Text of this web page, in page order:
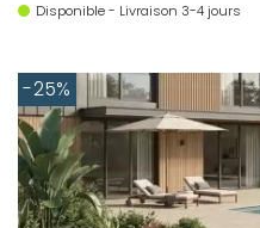
Disponible - Livraison 3-4 jours
-25%